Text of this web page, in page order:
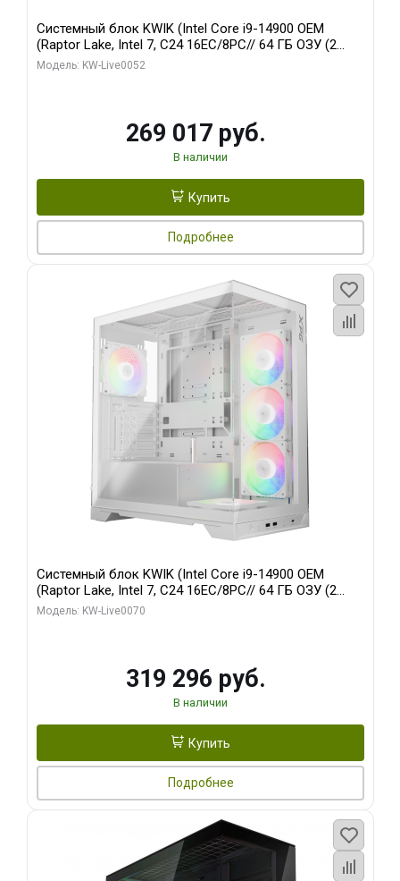
Системный блок KWIK (Intel Core i9-14900 OEM
(Raptor Lake, Intel 7, C24 16EC/8PC// 64 ГБ ОЗУ (2
модуля)/ Palit RTX5080 GAMINGPRO OC 16GB GDDR7
Модель: KW-Live0052
269 017 руб.
В наличии
Купить
Подробнее
Системный блок KWIK (Intel Core i9-14900 OEM
(Raptor Lake, Intel 7, C24 16EC/8PC// 64 ГБ ОЗУ (2
модуля)/ Gigabyte RTX5080 XTREME WATERFORCE
Модель: KW-Live0070
319 296 руб.
В наличии
Купить
Подробнее